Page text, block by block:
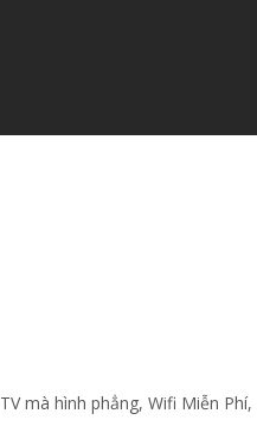
TV mà hình phẳng, Wifi Miễn Phí,